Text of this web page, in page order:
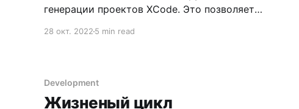
генерации проектов XCode. Это позволяет
кого есть множество проектов которые
зависят от одной кодовой базы или для тех
28 окт. 2022 5 min read
Development
Жизненый цикл